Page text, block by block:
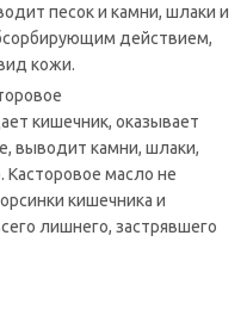
песок и камни, шлаки и
действием,
кожи.
кишечник, оказывает
выводит камни, шлаки,
Касторовое масло не
кишечника и
лишнего, застрявшего